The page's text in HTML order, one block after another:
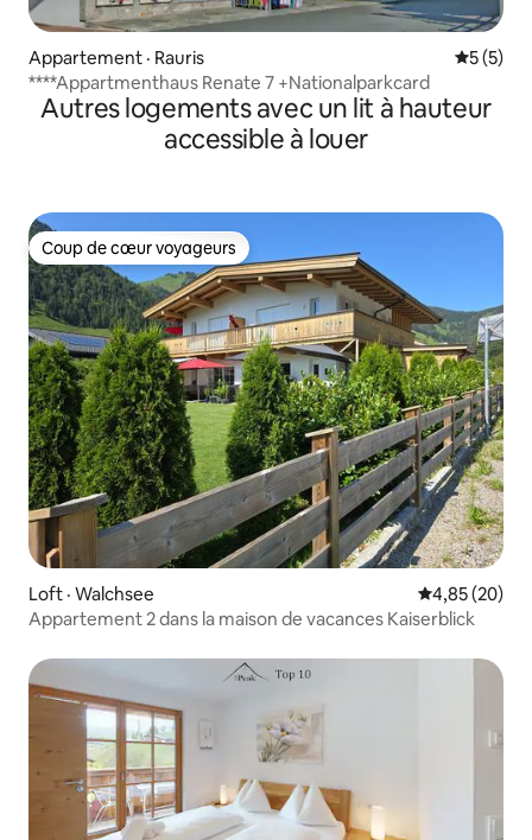
Appartement · Rauris Note
5 (5)
****Appartmenthaus Renate 7 +Nationalparkcard
Autres logements avec un lit à hauteur
accessible à louer
Coup de cœur voyageurs
Coup de cœur voyageurs
Loft · Walchsee Note
4,85 (20)
Appartement 2 dans la maison de vacances Kaiserblick